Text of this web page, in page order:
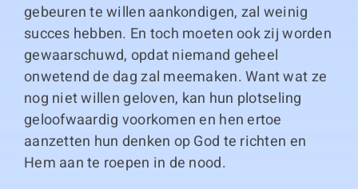
gebeuren te willen aankondigen, zal weinig
succes hebben. En toch moeten ook zij worden
gewaarschuwd, opdat niemand geheel
onwetend de dag zal meemaken. Want wat ze
nog niet willen geloven, kan hun plotseling
geloofwaardig voorkomen en hen ertoe
aanzetten hun denken op God te richten en
Hem aan te roepen in de nood.